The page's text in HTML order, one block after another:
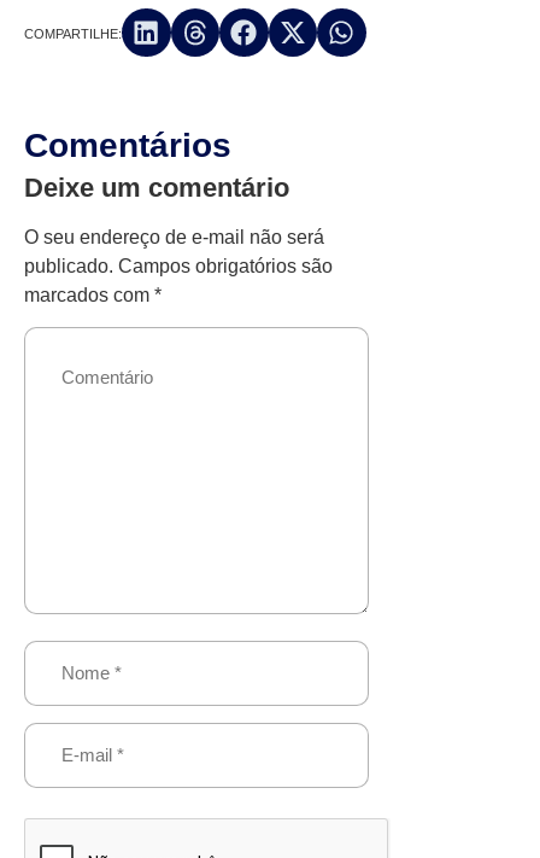
COMPARTILHE:
Comentários
Deixe um comentário
O seu endereço de e-mail não será
publicado. Campos obrigatórios são
marcados com *